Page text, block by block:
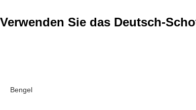
Verwenden Sie das Deutsch-
Bengel